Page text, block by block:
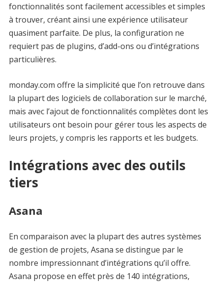
fonctionnalités sont facilement accessibles et simples
à trouver, créant ainsi une expérience utilisateur
quasiment parfaite. De plus, la configuration ne
requiert pas de plugins, d’add-ons ou d’intégrations
particulières.
monday.com offre la simplicité que l’on retrouve dans
la plupart des logiciels de collaboration sur le marché,
mais avec l’ajout de fonctionnalités complètes dont les
utilisateurs ont besoin pour gérer tous les aspects de
leurs projets, y compris les rapports et les budgets.
Intégrations avec des outils
tiers
Asana
En comparaison avec la plupart des autres systèmes
de gestion de projets, Asana se distingue par le
nombre impressionnant d’intégrations qu’il offre.
Asana propose en effet près de 140 intégrations,